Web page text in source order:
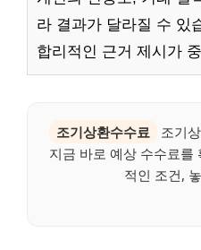
라 결과가 달라질 수 있
합리적인 근거 제시가
조기상환수수료
조기
지금 바로 예상 수수료를
적인 조건,